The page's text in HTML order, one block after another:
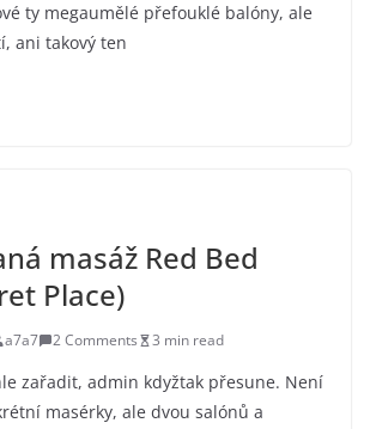
ty megaumělé přefouklé balóny, ale
ani takový ten
masáž Red Bed
Place)
a7a7 2 Comments 3 min read
zařadit, admin kdyžtak přesune. Není
masérky, ale dvou salónů a